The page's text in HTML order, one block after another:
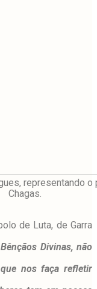
representando o
Chagas.
de Luta, de Garra
Divinas, não
nos faça refletir